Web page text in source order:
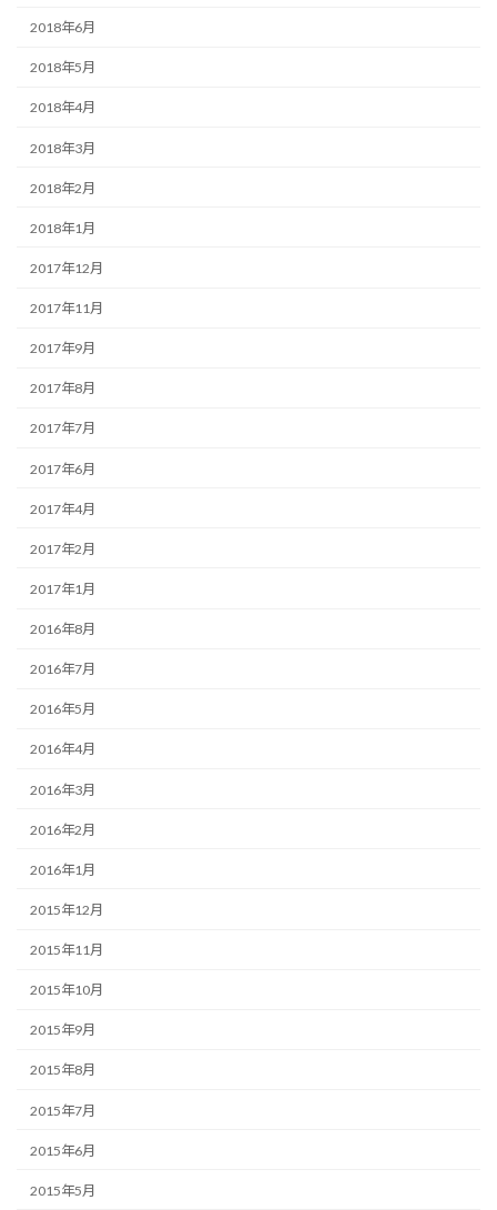
2018年6月
2018年5月
2018年4月
2018年3月
2018年2月
2018年1月
2017年12月
2017年11月
2017年9月
2017年8月
2017年7月
2017年6月
2017年4月
2017年2月
2017年1月
2016年8月
2016年7月
2016年5月
2016年4月
2016年3月
2016年2月
2016年1月
2015年12月
2015年11月
2015年10月
2015年9月
2015年8月
2015年7月
2015年6月
2015年5月